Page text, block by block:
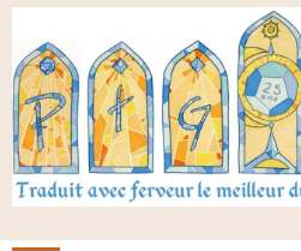
Aller
contenu
principal